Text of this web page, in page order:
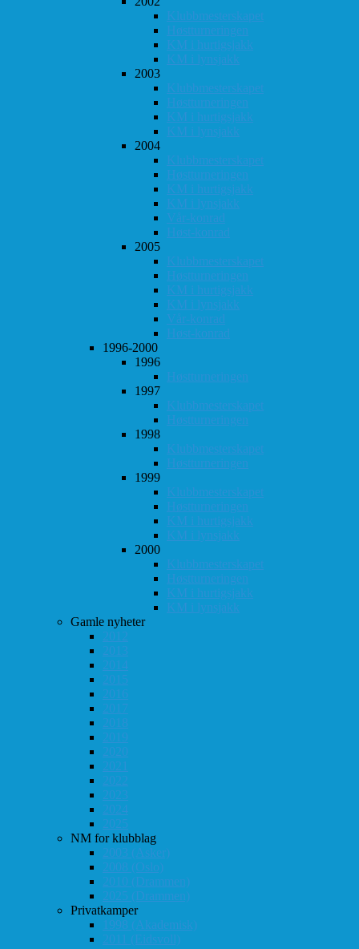
Klubbmesterskapet
Høstturneringen
KM i hurtigsjakk
KM i lynsjakk
2003
Klubbmesterskapet
Høstturneringen
KM i hurtigsjakk
KM i lynsjakk
2004
Klubbmesterskapet
Høstturneringen
KM i hurtigsjakk
KM i lynsjakk
Vår-konrad
Høst-konrad
2005
Klubbmesterskapet
Høstturneringen
KM i hurtigsjakk
KM i lynsjakk
Vår-konrad
Høst-konrad
1996-2000
1996
Høstturneringen
1997
Klubbmesterskapet
Høstturneringen
1998
Klubbmesterskapet
Høstturneringen
1999
Klubbmesterskapet
Høstturneringen
KM i hurtigsjakk
KM i lynsjakk
2000
Klubbmesterskapet
Høstturneringen
KM i hurtigsjakk
KM i lynsjakk
Gamle nyheter
2012
2013
2014
2015
2016
2017
2018
2019
2020
2021
2022
2023
2024
2025
NM for klubblag
2003 (Asker)
2008 (Oslo)
2010 (Drammen)
2025 (Drammen)
Privatkamper
1998 (Akademisk)
2011 (Eidsvoll)